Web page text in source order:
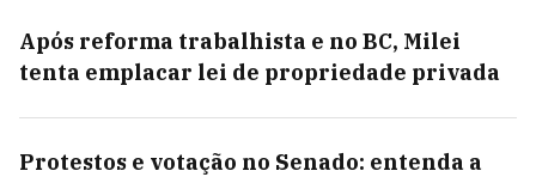
Após reforma trabalhista e no BC, Milei
tenta emplacar lei de propriedade privada
Protestos e votação no Senado: entenda a